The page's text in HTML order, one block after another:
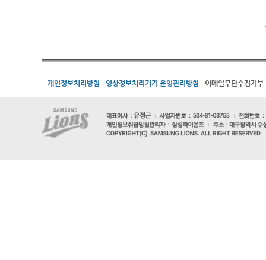
개인정보처리방침 영상정보처리기기 운영관리방침 이메일무단수집거부